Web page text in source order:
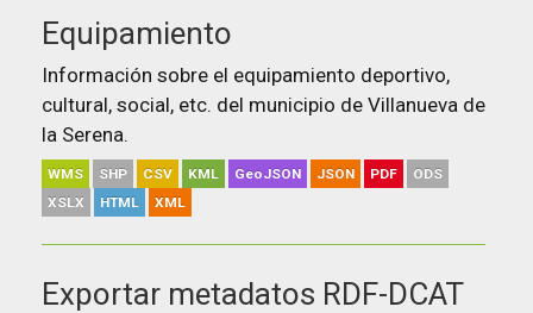
Equipamiento
Información sobre el equipamiento deportivo,
cultural, social, etc. del municipio de Villanueva de
la Serena.
WMS SHP CSV KML GeoJSON JSON PDF
ODS
XSLX
HTML XML
Exportar metadatos RDF-DCAT